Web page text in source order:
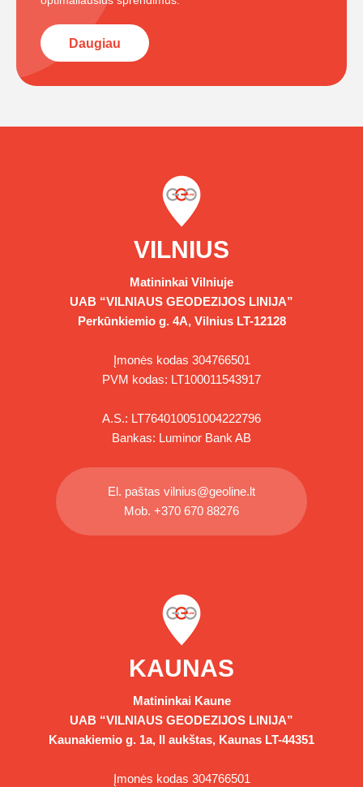
Daugiau
VILNIUS
Matininkai Vilniuje
UAB “VILNIAUS GEODEZIJOS LINIJA”
Perkūnkiemio g. 4A, Vilnius LT-12128
Įmonės kodas 304766501
PVM kodas: LT100011543917
A.S.: LT764010051004222796
Bankas: Luminor Bank AB
El. paštas vilnius@geoline.lt
Mob. +370 670 88276
KAUNAS
Matininkai Kaune
UAB “VILNIAUS GEODEZIJOS LINIJA”
Kaunakiemio g. 1a, II aukštas, Kaunas LT-44351
Įmonės kodas 304766501